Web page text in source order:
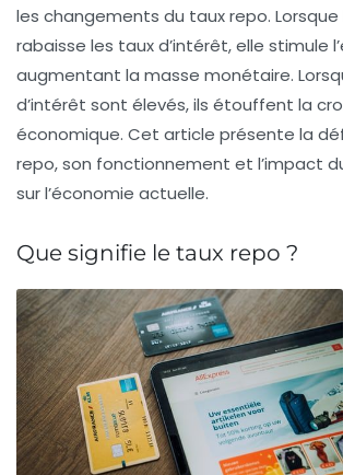
les changements du taux repo.
rabaisse les taux d’intérêt, elle stimule
augmentant la masse monétaire.
d’intérêt sont élevés, ils étouffent la
économique. Cet article présente la
repo, son fonctionnement et l’impact
sur l’économie actuelle.
Que signifie le taux repo ?